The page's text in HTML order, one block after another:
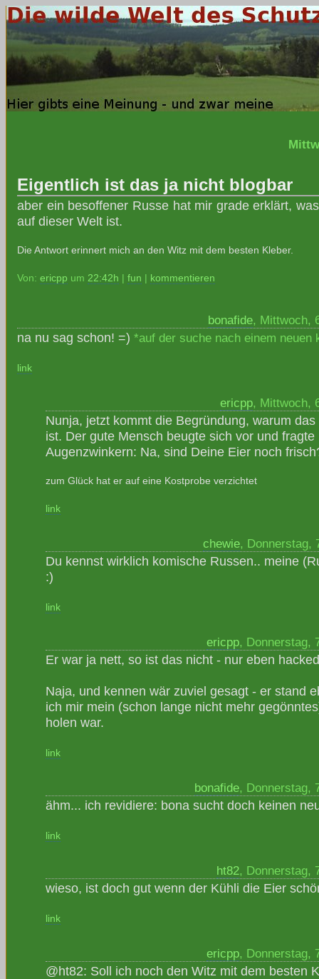
Eigentlich ist das ja nicht blogbar
aber ein besoffener Russe hat mir grade erklärt,
auf dieser Welt ist.
Die Antwort erinnert mich an den Witz mit dem besten Kleber.
Von: ericpp um 22:42h fun kommentieren
bonafide, Mittwoch,
na nu sag schon! =) *auf der suche nach einem neuen
link
ericpp, Mittwoch,
Nunja, jetzt kommt die Begründung, warum
ist. Der gute Mensch beugte sich vor und fragte
Augenzwinkern: Na, sind Deine Eier noch
zum Glück hat er auf eine Kostprobe verzichtet
link
chewie, Donnerstag,
Du kennst wirklich komische Russen.. meine
:)
link
ericpp, Donnerstag,
Er war ja nett, so ist das nicht - nur eben
Naja, und kennen wär zuviel gesagt - er stand
ich mir mein (schon lange nicht mehr
holen war.
link
bonafide, Donnerstag,
ähm... ich revidiere: bona sucht doch keinen
link
ht82, Donnerstag,
wieso, ist doch gut wenn der Kühli die Eier
link
ericpp, Donnerstag,
@ht82: Soll ich noch den Witz mit dem besten